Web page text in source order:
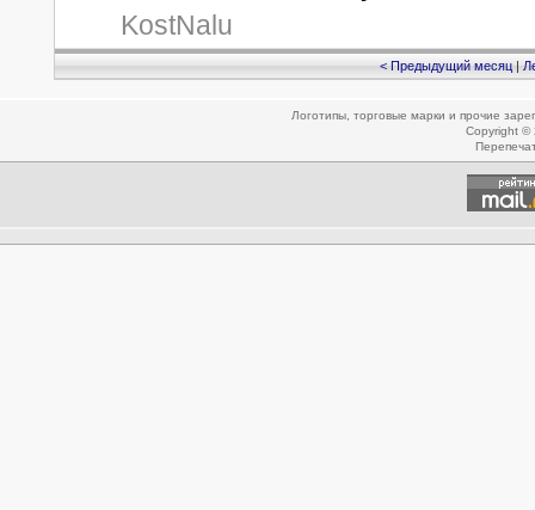
KostNalu
< Предыдущий месяц|
Логотипы, торговые марки и прочие
Copyright ©